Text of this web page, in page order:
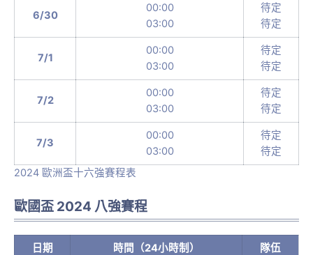
6/30
00:00
03:00
待定
待定
7/1
00:00
03:00
待定
待定
7/2
00:00
03:00
待定
待定
7/3
00:00
03:00
待定
待定
2024 歐洲盃十六強賽程表
歐國盃 2024 八強賽程
日期 時間（24小時制） 隊伍